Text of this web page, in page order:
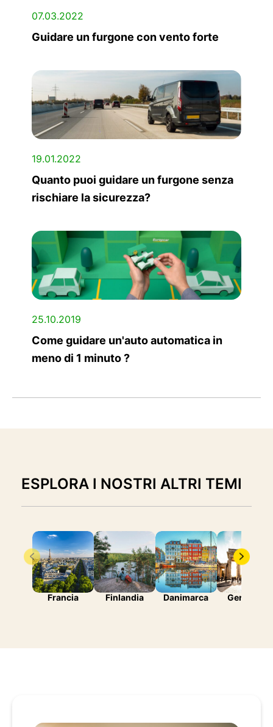
07.03.2022
Guidare un furgone con vento forte
19.01.2022
Quanto puoi guidare un furgone senza
rischiare la sicurezza?
25.10.2019
Come guidare un'auto automatica in
meno di 1 minuto ?
ESPLORA I NOSTRI ALTRI TEMI
Francia Finlandia Danimarca Germania